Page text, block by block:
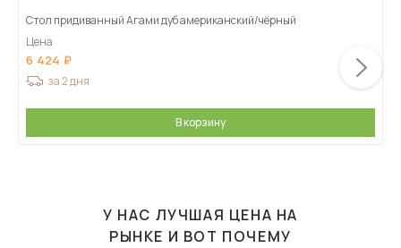
Стол придиванный Агами дуб американский/чёрный
Цена
6 424
за 2 дня
В корзину
У НАС ЛУЧШАЯ ЦЕНА НА
РЫНКЕ И ВОТ ПОЧЕМУ